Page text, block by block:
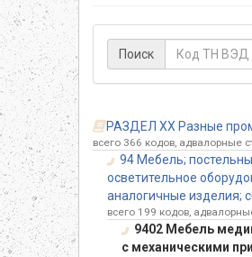
Поиск
РАЗДЕЛ XX Разные
всего 366 кодов, адвалорные
94 Мебель;
осветительное
аналогичные изделия;
всего 199 кодов,
9402 Мебель
с механическими